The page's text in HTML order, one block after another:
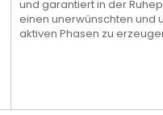
und garantiert in der
einen unerwünschten und
aktiven Phasen zu